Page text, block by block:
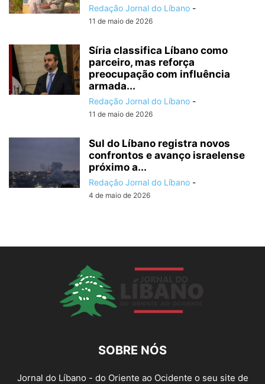
Redação Jornal do Líbano -
11 de maio de 2026
Síria classifica Líbano como
parceiro, mas reforça
preocupação com influência
armada...
Redação Jornal do Líbano -
11 de maio de 2026
Sul do Líbano registra novos
confrontos e avanço israelense
próximo a...
Redação Jornal do Líbano -
4 de maio de 2026
SOBRE NÓS
Jornal do Líbano - do Oriente ao Ocidente o seu site de